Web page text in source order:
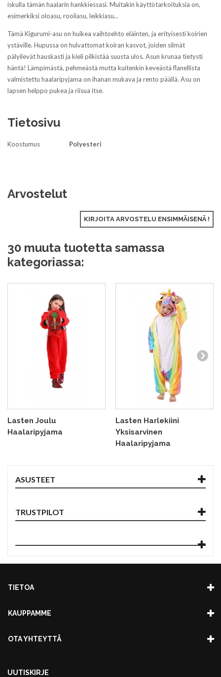
iskulla tämän haalarin hankkiessasi. Muitakin käyttötarkoituksia on,
esimerkiksi oloasu, rooliasu, leikkiasu...
Tämä Kigurumi-asu on huikea vaihtoehto eläinten, ja erityisesti koirien
ystäville. Hupussa on hulvattomat koiran kasvot, joiden silmät
pälyilevät hauskasti ja kieli pilkistää suusta ulos. Asun krunaa tietysti
häntä! Lämpimästä, pehmeästä mutta kuitenkin keveästä flanellista
valmistettu haalaripyjama on ihanan mukava ja rento päällä. Asu on
lapsen helppo pukea ja riisua itse.
Tietosivu
Koostumus Polyesteri
Arvostelut
KIRJOITA ARVOSTELU ENSIMMÄISENÄ !
30 muuta tuotetta samassa
kategoriassa:
Lasten Joulu
Haalaripyjama
Lasten Harlekiini
Yksisarvinen
Haalaripyjama
ASUSTEET
TRUSTPILOT
TIETOA
KAUPPAMME
OTA YHTEYTTÄ
UUTISKIRJE